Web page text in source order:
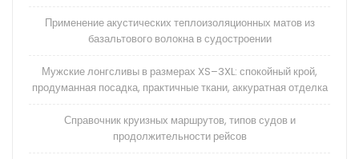
Применение акустических теплоизоляционных матов из
базальтового волокна в судостроении
Мужские лонгсливы в размерах XS–3XL: спокойный крой,
продуманная посадка, практичные ткани, аккуратная отделка
Справочник круизных маршрутов, типов судов и
продолжительности рейсов